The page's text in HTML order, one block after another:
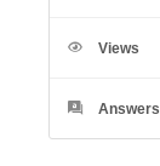
Views
Answers